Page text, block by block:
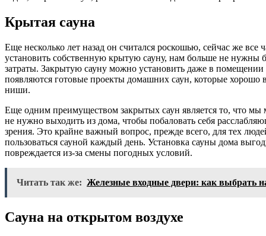
Крытая сауна
Еще несколько лет назад он считался роскошью, сейчас же
установить собственную крытую сауну, нам больше не
затраты. Закрытую сауну можно установить даже в
появляются готовые проекты домашних саун, которые
ниши.
Еще одним преимуществом закрытых саун является то, что
не нужно выходить из дома, чтобы побаловать себя
зрения. Это крайне важный вопрос, прежде всего, для тех
пользоваться сауной каждый день. Установка сауны дома
повреждается из-за смены погодных условий.
Читать так же: Железные входные двери: как выбрать
Сауна на открытом воздухе